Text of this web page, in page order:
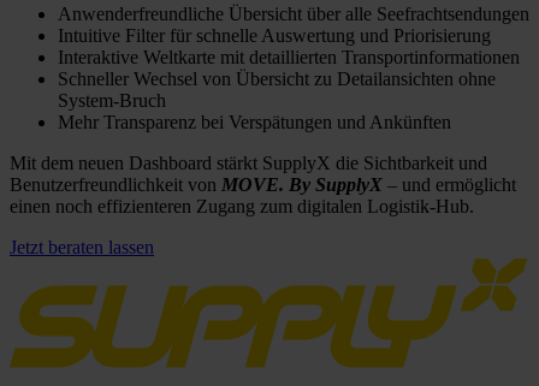
Anwenderfreundliche Übersicht über alle Seefrachtsendungen
Intuitive Filter für schnelle Auswertung und Priorisierung
Interaktive Weltkarte mit detaillierten Transportinformationen
Schneller Wechsel von Übersicht zu Detailansichten ohne
System-Bruch
Mehr Transparenz bei Verspätungen und Ankünften
Mit dem neuen Dashboard stärkt SupplyX die Sichtbarkeit und
Benutzerfreundlichkeit von MOVE. By SupplyX – und ermöglicht
einen noch effizienteren Zugang zum digitalen Logistik-Hub.
Jetzt beraten lassen